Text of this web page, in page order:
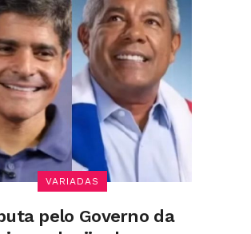
VARIADAS
pelo Governo da